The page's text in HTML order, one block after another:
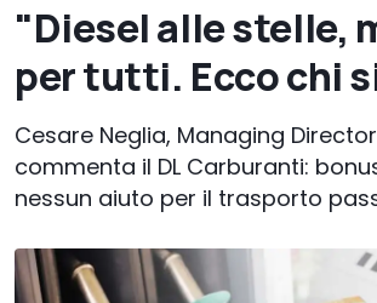
"Diesel alle stelle,
per tutti. Ecco chi
Cesare Neglia, Managing
commenta il DL Carburanti:
nessun aiuto per il trasporto